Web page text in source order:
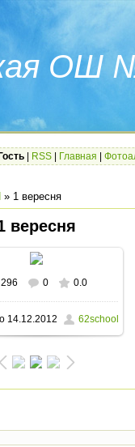
ОШ
Гость RSS Главная
» 1 вересня
вересня
В реальном размере
/ 245.2Kb
296 0 0.0
14.12.2012 62school